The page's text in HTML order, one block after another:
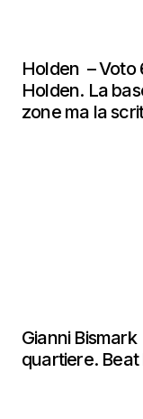
Holden – Voto
Holden. La
zone ma la
Gianni
quartiere.